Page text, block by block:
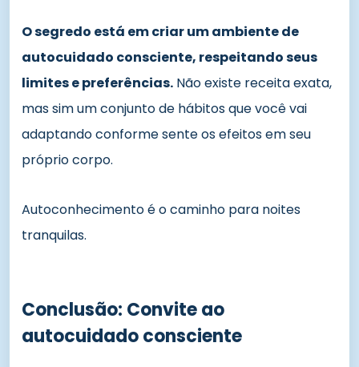
O segredo está em criar um ambiente de
autocuidado consciente, respeitando seus
limites e preferências. Não existe receita exata,
mas sim um conjunto de hábitos que você vai
adaptando conforme sente os efeitos em seu
próprio corpo.
Autoconhecimento é o caminho para noites
tranquilas.
Conclusão: Convite ao
autocuidado consciente